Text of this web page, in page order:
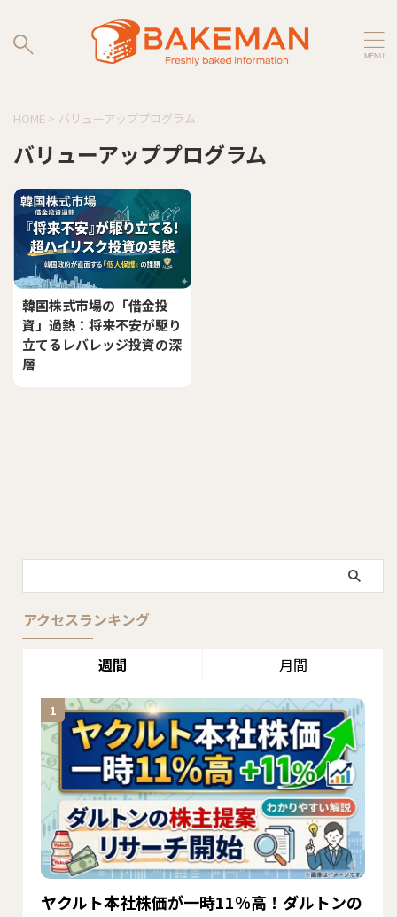
HOME > バリューアッププログラム
バリューアッププログラム
韓国株式市場の「借金投
資」過熱：将来不安が駆り
立てるレバレッジ投資の深
層
アクセスランキング
週間 月間
ヤクルト本社株価が一時11％高！ダルトンの